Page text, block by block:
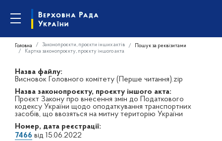
Головна Законопроєкти, проєкти інших актів
Пошук за реквізитами
Картка законопроєкту, проєкту іншого акта
Назва файлу:
Висновок Головного комітету (Перше читання).zip
Назва законопроєкту, проєкту іншого акта:
Проєкт Закону про внесення змін до Податкового
кодексу України щодо оподаткування транспортних
засобів, що ввозяться на митну територію України
Номер, дата реєстрації:
7466 від 15.06.2022